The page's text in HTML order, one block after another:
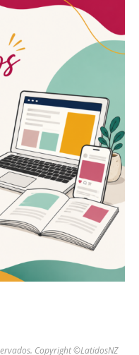
Copyright ©LatidosNZ